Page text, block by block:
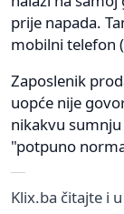
prije napada.
mobilni telefon
Zaposlenik
uopće nije
nikakvu
"potpuno
Klix.ba čitajte i